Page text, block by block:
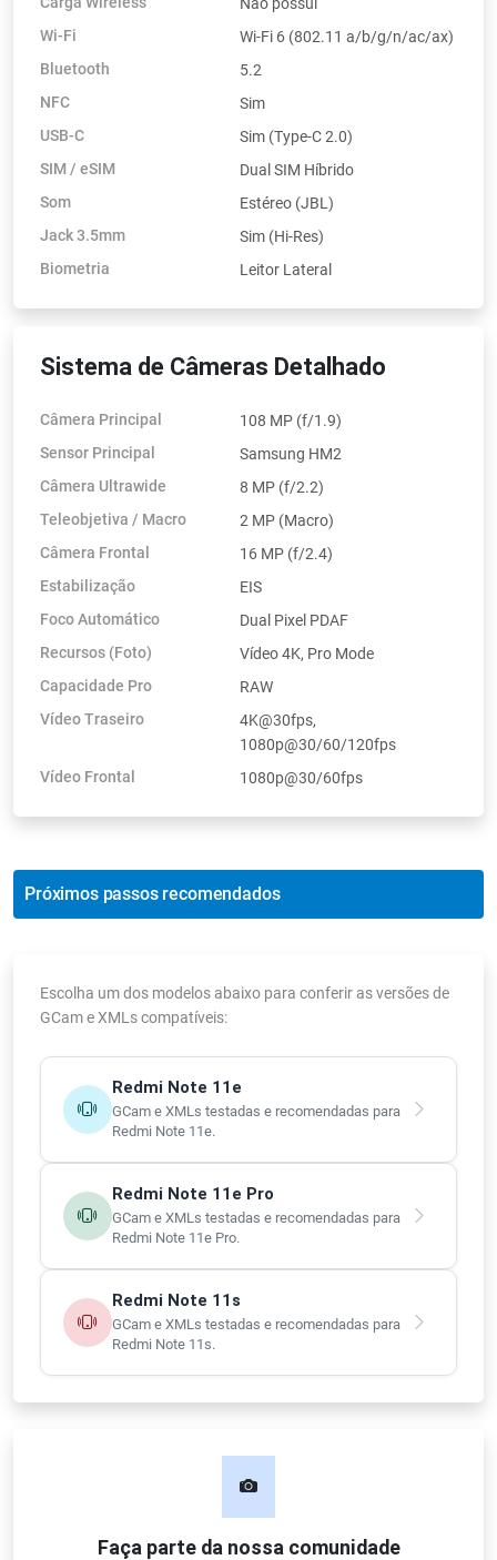
Wi-Fi
Wi-Fi 6 (802.11 a/b/g/n/ac/ax)
Bluetooth
5.2
NFC
Sim
USB-C
Sim (Type-C 2.0)
SIM / eSIM
Dual SIM Híbrido
Som
Estéreo (JBL)
Jack 3.5mm
Sim (Hi-Res)
Biometria
Leitor Lateral
Sistema de Câmeras Detalhado
Câmera Principal
108 MP (f/1.9)
Sensor Principal
Samsung HM2
Câmera Ultrawide
8 MP (f/2.2)
Teleobjetiva / Macro
2 MP (Macro)
Câmera Frontal
16 MP (f/2.4)
Estabilização
EIS
Foco Automático
Dual Pixel PDAF
Recursos (Foto)
Vídeo 4K, Pro Mode
Capacidade Pro
RAW
Vídeo Traseiro
4K@30fps,
1080p@30/60/120fps
Vídeo Frontal
1080p@30/60fps
Próximos passos recomendados
Escolha um dos modelos abaixo para conferir as versões de
GCam e XMLs compatíveis:
Redmi Note 11e
GCam e XMLs testadas e recomendadas para
Redmi Note 11e.
Redmi Note 11e Pro
GCam e XMLs testadas e recomendadas para
Redmi Note 11e Pro.
Redmi Note 11s
GCam e XMLs testadas e recomendadas para
Redmi Note 11s.
Faça parte da nossa comunidade